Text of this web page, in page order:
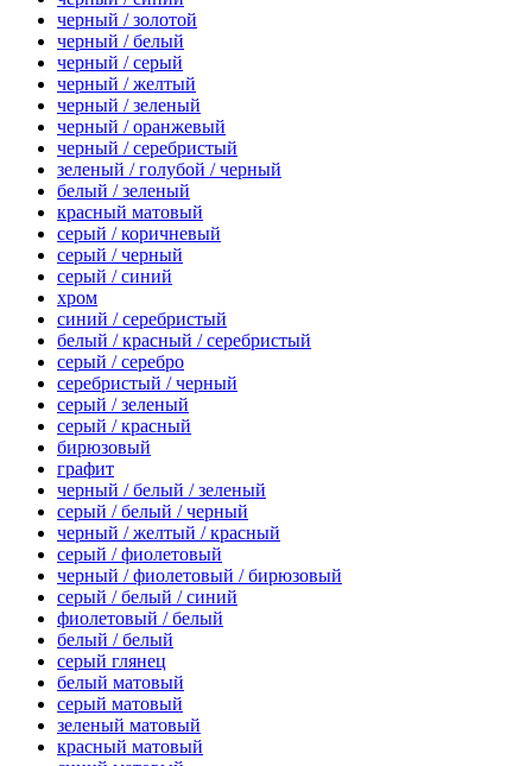
черный / золотой
черный / белый
черный / серый
черный / желтый
черный / зеленый
черный / оранжевый
черный / серебристый
зеленый / голубой / черный
белый / зеленый
красный матовый
серый / коричневый
серый / черный
серый / синий
хром
синий / серебристый
белый / красный / серебристый
серый / серебро
серебристый / черный
серый / зеленый
серый / красный
бирюзовый
графит
черный / белый / зеленый
серый / белый / черный
черный / желтый / красный
серый / фиолетовый
черный / фиолетовый / бирюзовый
серый / белый / синий
фиолетовый / белый
белый / белый
серый глянец
белый матовый
серый матовый
зеленый матовый
красный матовый